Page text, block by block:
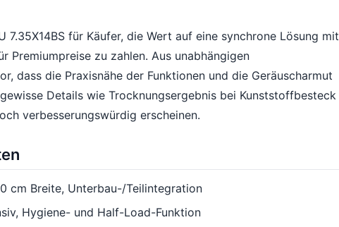
7.35X14BS für Käufer, die Wert auf eine synchrone Lösung mit
Premiumpreise zu zahlen. Aus unabhängigen
dass die Praxisnähe der Funktionen und die Geräuscharmut
Details wie Trocknungsergebnis bei Kunststoffbesteck
verbesserungswürdig erscheinen.
cm Breite, Unterbau-/Teilintegration
Hygiene- und Half-Load-Funktion